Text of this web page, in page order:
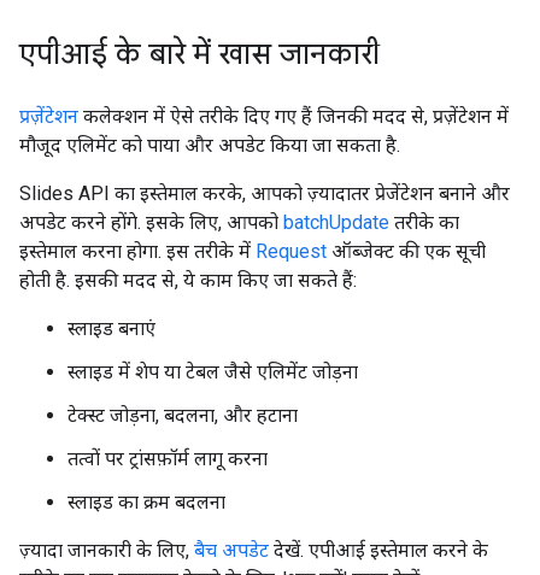
एपीआई के बारे में खास जानकारी
प्रज़ेंटेशन कलेक्शन में ऐसे तरीके दिए गए हैं जिनकी मदद से, प्रज़ेंटेशन में
मौजूद एलिमेंट को पाया और अपडेट किया जा सकता है.
Slides API का इस्तेमाल करके, आपको ज़्यादातर प्रेजेंटेशन बनाने और
अपडेट करने होंगे. इसके लिए, आपको batchUpdate तरीके का
इस्तेमाल करना होगा. इस तरीके में Request ऑब्जेक्ट की एक सूची
होती है. इसकी मदद से, ये काम किए जा सकते हैं:
स्लाइड बनाएं
स्लाइड में शेप या टेबल जैसे एलिमेंट जोड़ना
टेक्स्ट जोड़ना, बदलना, और हटाना
तत्वों पर ट्रांसफ़ॉर्म लागू करना
स्लाइड का क्रम बदलना
ज़्यादा जानकारी के लिए, बैच अपडेट देखें. एपीआई इस्तेमाल करने के